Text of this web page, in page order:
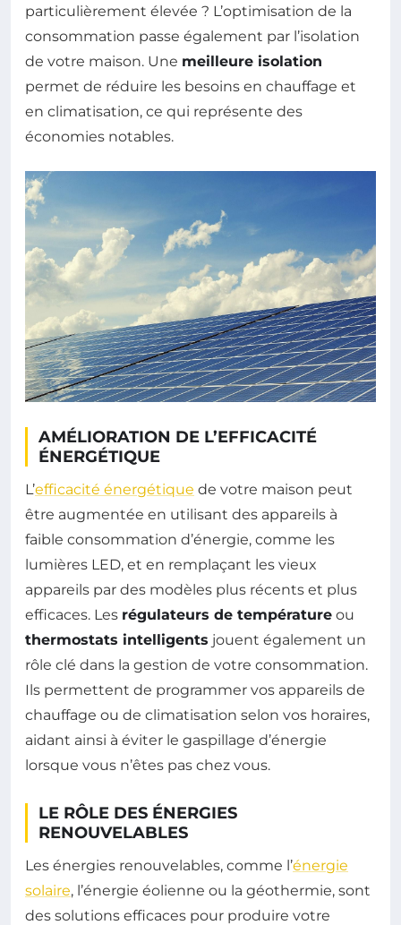
particulièrement élevée ? L’optimisation de la
consommation passe également par l’isolation
de votre maison. Une meilleure isolation
permet de réduire les besoins en chauffage et
en climatisation, ce qui représente des
économies notables.
AMÉLIORATION DE L’EFFICACITÉ
ÉNERGÉTIQUE
L’efficacité énergétique de votre maison peut
être augmentée en utilisant des appareils à
faible consommation d’énergie, comme les
lumières LED, et en remplaçant les vieux
appareils par des modèles plus récents et plus
efficaces. Les régulateurs de température ou
thermostats intelligents jouent également un
rôle clé dans la gestion de votre consommation.
Ils permettent de programmer vos appareils de
chauffage ou de climatisation selon vos horaires,
aidant ainsi à éviter le gaspillage d’énergie
lorsque vous n’êtes pas chez vous.
LE RÔLE DES ÉNERGIES
RENOUVELABLES
Les énergies renouvelables, comme l’énergie
solaire, l’énergie éolienne ou la géothermie, sont
des solutions efficaces pour produire votre